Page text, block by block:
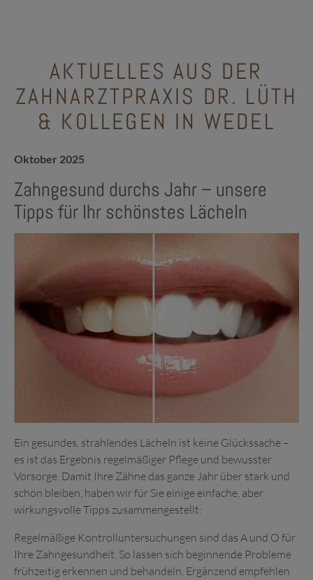
AKTUELLES AUS DER
ZAHNARZTPRAXIS DR. LÜTH
& KOLLEGEN IN WEDEL
Oktober 2025
Zahngesund durchs Jahr – unsere
Tipps für Ihr schönstes Lächeln
Ein gesundes, strahlendes Lächeln ist keine Glückssache –
es ist das Ergebnis regelmäßiger Pflege und bewusster
Vorsorge. Damit Ihre Zähne das ganze Jahr über stark und
schön bleiben, haben wir für Sie einige einfache, aber
wirkungsvolle Tipps zusammengestellt:
Regelmäßige Kontrolluntersuchungen sind das A und O für
Ihre Zahngesundheit. So lassen sich beginnende Probleme
frühzeitig erkennen und behandeln. Ergänzend empfehlen